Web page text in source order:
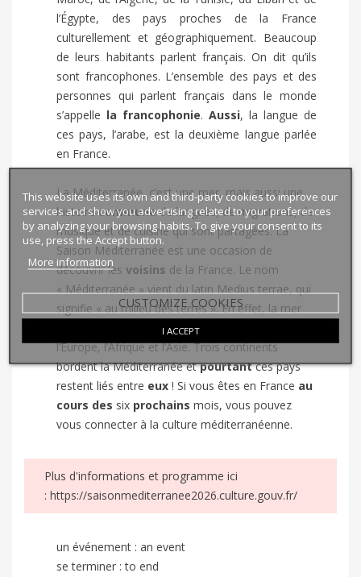
l’Égypte, des pays proches de la France
culturellement et géographiquement. Beaucoup
de leurs habitants parlent français. On dit qu’ils
sont francophones. L’ensemble des pays et des
personnes qui parlent français dans le monde
s’appelle la francophonie. Aussi, la langue de
ces pays, l’arabe, est la deuxième langue parlée
en France.
La Méditerranée, c’est une mer, mais aussi une
histoirecommunede langues, de migrations, de
musique et de cuisine qui sont partagées. La
Saison Méditerranée est une occasion de
découvrir les voisins de la France. Le nom
« Méditerranée » vient du latinMedius terrae, qui
signifie « au milieu des terres ». En effet, la mer
entourée
l’Europe, l’Afrique et l’Asie. Trois continents
bordent la Méditerranée etpourtantces pays
restent liés entre eux ! Si vous êtes en France au
cours des six prochains mois, vous pouvez
vous connecter à la culture méditerranéenne.
Plus d'informations et programme ici
: https://saisonmediterranee2026.culture.gouv.fr/
un événement : an event
se terminer : to end
This website uses its own and third-party cookies to improve our
services and show you advertising related to your preferences
by analyzing your browsing habits. To give your consent to its
use, press the Accept button.
More information
CUSTOMIZE COOKIES
I ACCEPT